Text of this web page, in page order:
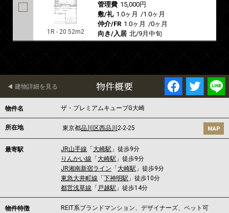
1R - 20.52m2
管理費 15,000円
敷/礼 1.0ヶ月 /1.0ヶ月
仲介/FR 1.0ヶ月 /0ヶ月
向き/入居 北/9月中旬
物件概要
建物詳細を見る
物件名 ザ・プレミアムキューブG大崎
所在地 東京都品川区西品川 2-2-25 MAP
最寄駅 JR山手線 「 大崎駅 」徒歩9分
りんかい線 「 大崎駅 」徒歩9分
JR湘南新宿ライン 「 大崎駅 」徒歩9分
東急大井町線 「下神明駅 」徒歩10分
都営浅草線 「 戸越駅 」徒歩14分
物件特徴 REIT系ブランドマンション、デザイナーズ、ペット可